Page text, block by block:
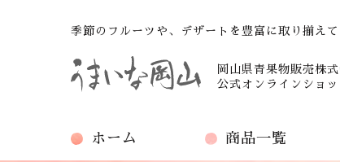
季節のフルーツや、デザートを豊富に取り揃えて
岡山県青果物販売株
公式オンラインショッ
ホーム 商品一覧